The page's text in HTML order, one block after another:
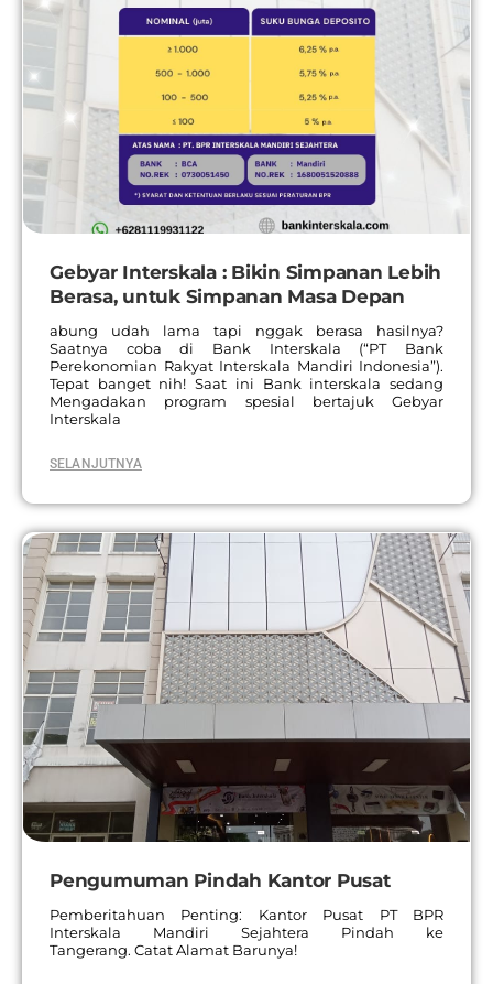
Gebyar Interskala : Bikin Simpanan Lebih
Berasa, untuk Simpanan Masa Depan
abung udah lama tapi nggak berasa hasilnya?
Saatnya coba di Bank Interskala (“PT Bank
Perekonomian Rakyat Interskala Mandiri Indonesia”).
Tepat banget nih! Saat ini Bank interskala sedang
Mengadakan program spesial bertajuk Gebyar
Interskala
SELANJUTNYA
Pengumuman Pindah Kantor Pusat
Pemberitahuan Penting: Kantor Pusat PT BPR
Interskala Mandiri Sejahtera Pindah ke
Tangerang. Catat Alamat Barunya!